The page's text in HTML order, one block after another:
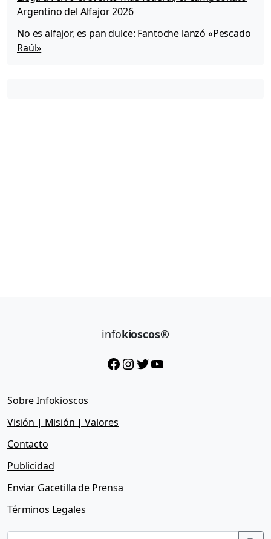
Argentino del Alfajor 2026
No es alfajor, es pan dulce: Fantoche lanzó «Pescado
Raúl»
infokioscos®
Facebook InstagramTwitter YouTube
Sobre Infokioscos
Visión | Misión | Valores
Contacto
Publicidad
Enviar Gacetilla de Prensa
Términos Legales